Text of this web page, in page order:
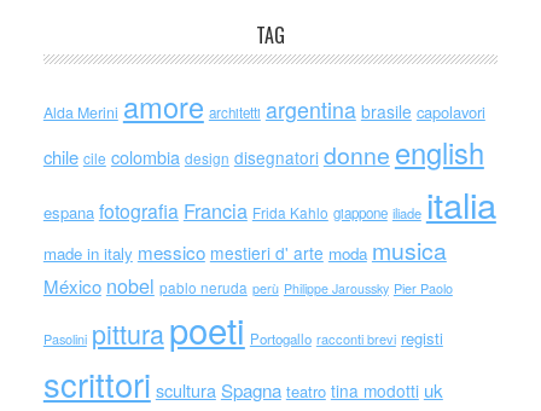
TAG
Alda Merini amore architetti argentina brasile capolavori
chile cile colombia design disegnatori donne english
espana fotografia Francia Frida Kahlo giappone iliade italia
made in italy messico mestieri d' arte moda musica
México nobel pablo neruda perù Philippe Jaroussky Pier Paolo
Pasolini pitturapoeti Portogallo racconti brevi registi
scrittori scultura Spagna teatro tina modotti uk